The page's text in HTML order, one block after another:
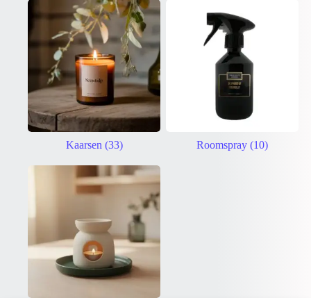
Kaarsen (33) Roomspray(10)